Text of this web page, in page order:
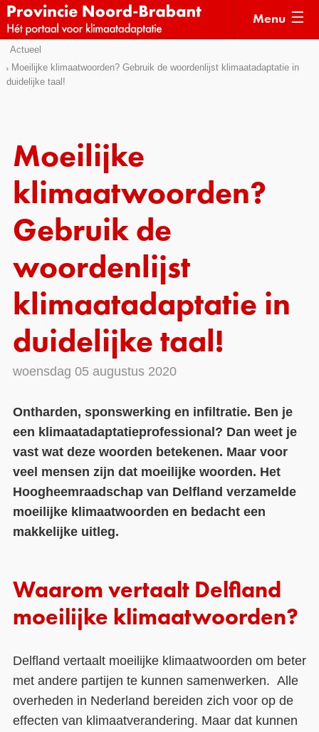
Sla
links
over
het
menu
Direct
naar
de
pagina
Menu
Actueel
Moeilijke klimaatwoorden? Gebruik de woordenlijst klimaatadaptatie in
duidelijke taal!
Moeilijke
klimaatwoorden?
Gebruik de
woordenlijst
klimaatadaptatie in
duidelijke taal!
woensdag 05 augustus 2020
Ontharden, sponswerking en infiltratie. Ben je
een klimaatadaptatieprofessional? Dan weet je
vast wat deze woorden betekenen. Maar voor
veel mensen zijn dat moeilijke woorden. Het
Hoogheemraadschap van Delfland verzamelde
moeilijke klimaatwoorden en bedacht een
makkelijke uitleg.
Waarom vertaalt Delfland
moeilijke klimaatwoorden?
Delfland vertaalt moeilijke klimaatwoorden om beter
met andere partijen te kunnen samenwerken. Alle
overheden in Nederland bereiden zich voor op de
effecten van klimaatverandering. Maar dat kunnen
Voorbeelden
Subsidies
Monitoring
Contact
Over ons
LIFE-IP Klimaatadaptatie
Weerbaar Dommelland